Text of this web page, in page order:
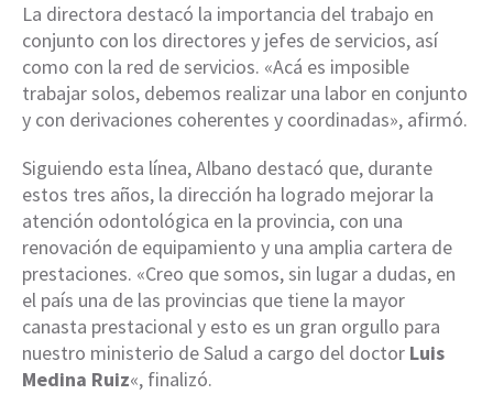
La directora destacó la importancia del trabajo en
conjunto con los directores y jefes de servicios, así
como con la red de servicios. «Acá es imposible
trabajar solos, debemos realizar una labor en conjunto
y con derivaciones coherentes y coordinadas», afirmó.
Siguiendo esta línea, Albano destacó que, durante
estos tres años, la dirección ha logrado mejorar la
atención odontológica en la provincia, con una
renovación de equipamiento y una amplia cartera de
prestaciones. «Creo que somos, sin lugar a dudas, en
el país una de las provincias que tiene la mayor
canasta prestacional y esto es un gran orgullo para
nuestro ministerio de Salud a cargo del doctor Luis
Medina Ruiz«, finalizó.